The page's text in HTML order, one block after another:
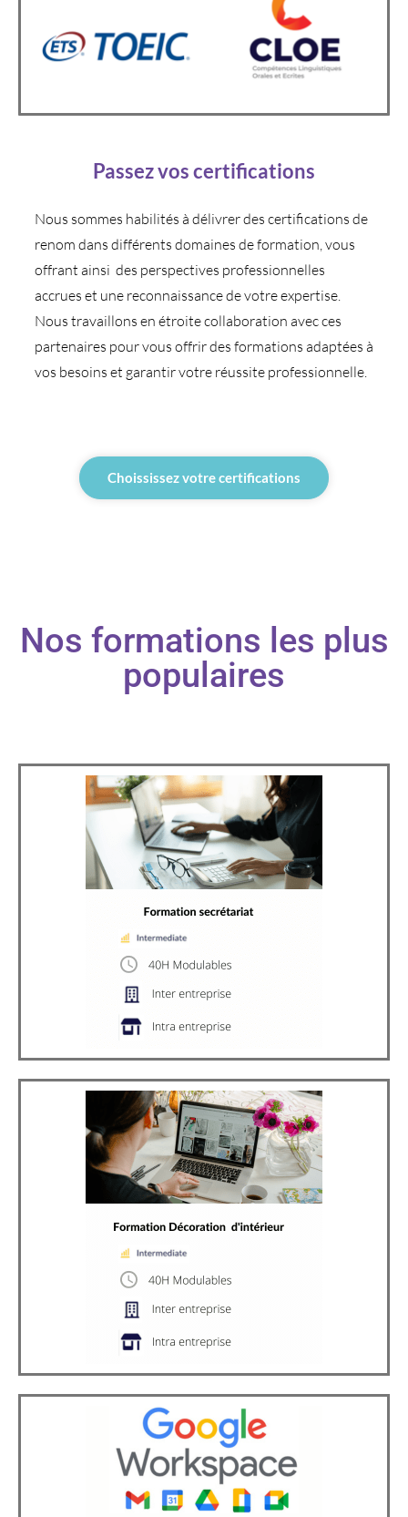
Passez vos certifications
Nous sommes habilités à délivrer des certifications de
renom dans différents domaines de formation, vous
offrant ainsi des perspectives professionnelles
accrues et une reconnaissance de votre expertise.
Nous travaillons en étroite collaboration avec ces
partenaires pour vous offrir des formations adaptées à
vos besoins et garantir votre réussite professionnelle.
Choississez votre certifications
Nos formations les plus
populaires